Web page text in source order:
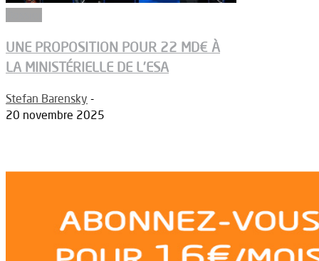
UNE PROPOSITION POUR 22 MD€ À
LA MINISTÉRIELLE DE L’ESA
Stefan Barensky -
20 novembre 2025